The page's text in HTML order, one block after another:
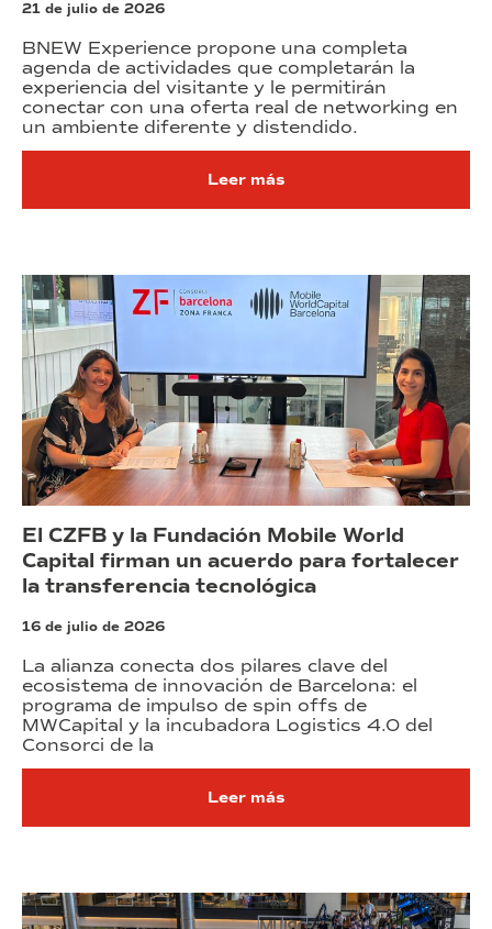
21 de julio de 2026
BNEW Experience propone una completa
agenda de actividades que completarán la
experiencia del visitante y le permitirán
conectar con una oferta real de networking en
un ambiente diferente y distendido.
Leer más
El CZFB y la Fundación Mobile World
Capital firman un acuerdo para fortalecer
la transferencia tecnológica
16 de julio de 2026
La alianza conecta dos pilares clave del
ecosistema de innovación de Barcelona: el
programa de impulso de spin offs de
MWCapital y la incubadora Logistics 4.0 del
Consorci de la
Leer más